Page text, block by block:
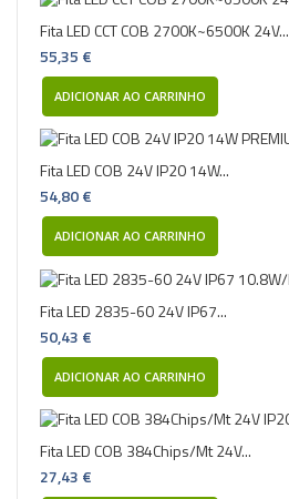
Fita LED CCT COB 2700K~6500K 24V...
55,35 €
ADICIONAR AO CARRINHO
Fita LED COB 24V IP20 14W...
54,80 €
ADICIONAR AO CARRINHO
Fita LED 2835-60 24V IP67...
50,43 €
ADICIONAR AO CARRINHO
Fita LED COB 384Chips/Mt 24V...
27,43 €